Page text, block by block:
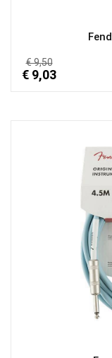
€ 9,50
€ 9,03